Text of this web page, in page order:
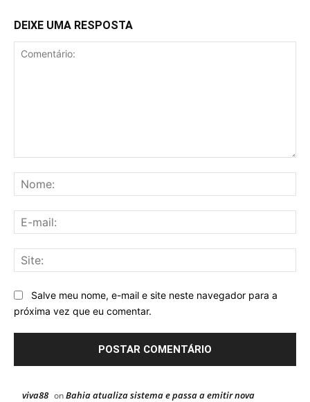
DEIXE UMA RESPOSTA
Salve meu nome, e-mail e site neste navegador para a
próxima vez que eu comentar.
viva88 onBahia atualiza sistema e passa a emitir nova